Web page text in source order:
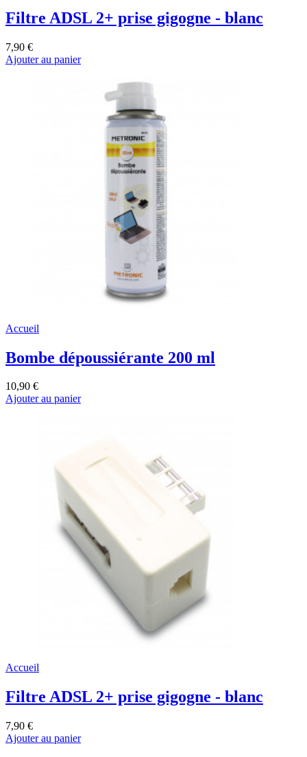
Filtre ADSL 2+ prise gigogne - blanc
7,90 €
Ajouter au panier
Accueil
Bombe dépoussiérante 200 ml
10,90 €
Ajouter au panier
Accueil
Filtre ADSL 2+ prise gigogne - blanc
7,90 €
Ajouter au panier